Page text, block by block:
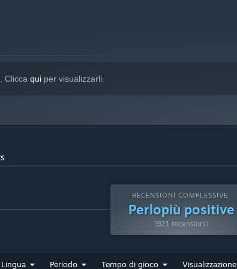
rinforza le difese.
Clicca qui per visualizzarli.
RECENSIONI COMPLESSIVE:
Perlopiù positive
(921 recensioni)
Lingua Periodo Tempo di gioco Visualizzazione